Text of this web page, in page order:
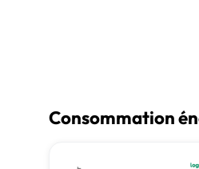
Consommation